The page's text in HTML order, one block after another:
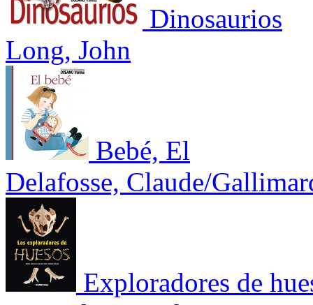
Dinosaurios
Long, John
Bebé, El
Delafosse, Claude/
Exploradores de